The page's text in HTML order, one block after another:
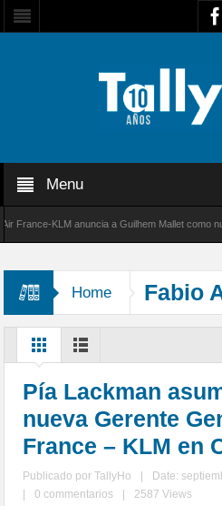
Menu
KLM anuncia a Guilhem Mallet como nuevo
Home Fabio
Pía Lackman
nueva Gerente
France – KLM en
Publicado porTallyHo
Date:
0 commentarios 2587 Views